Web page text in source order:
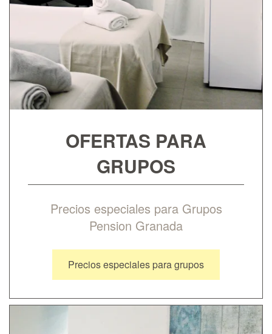
OFERTAS PARA
GRUPOS
Precios especiales para Grupos
Pension Granada
Precios especiales para grupos